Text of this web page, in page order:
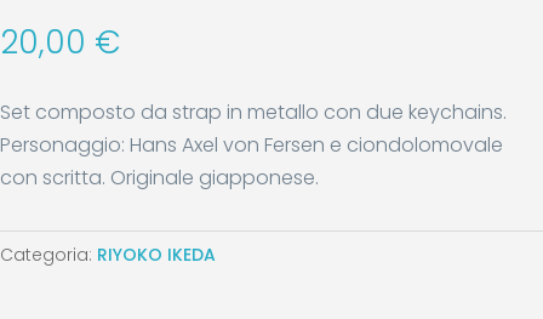
20,00 €
Set composto da strap in metallo con due keychains.
Personaggio: Hans Axel von Fersen e ciondolomovale
con scritta. Originale giapponese.
Categoria: RIYOKO IKEDA